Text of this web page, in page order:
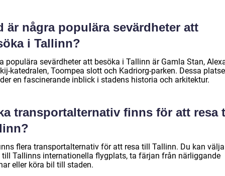
är några populära sevärdheter att
i Tallinn?
populära sevärdheter att besöka i Tallinn är Gamla Stan,
katedralen, Toompea slott och Kadriorg-parken. Dessa
en fascinerande inblick i stadens historia och arkitektur.
transportalternativ finns för att resa
flera transportalternativ för att resa till Tallinn. Du kan
till Tallinns internationella flygplats, ta färjan från närliggande
eller köra bil till staden.